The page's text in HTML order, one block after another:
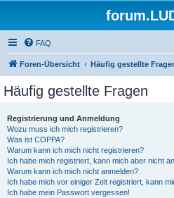
FAQ
Foren-Übersicht Häufig gestellte
Häufig gestellte Fragen
Registrierung und Anmeldung
Wozu muss ich mich registrieren?
Was ist COPPA?
Warum kann ich mich nicht registrieren?
Ich habe mich registriert, kann mich aber nicht
Warum kann ich mich nicht anmelden?
Ich habe mich vor einiger Zeit registriert, kann
Ich habe mein Passwort vergessen!